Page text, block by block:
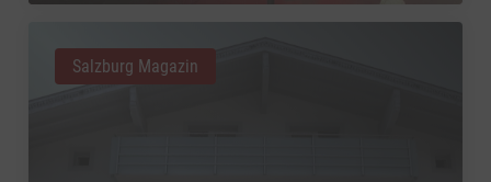
Salzburg Magazin